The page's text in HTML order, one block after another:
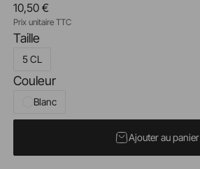
Taille
5 CL
Couleur
Blanc
10,50 €
Prix unitaire TTC
Ajouter au panier